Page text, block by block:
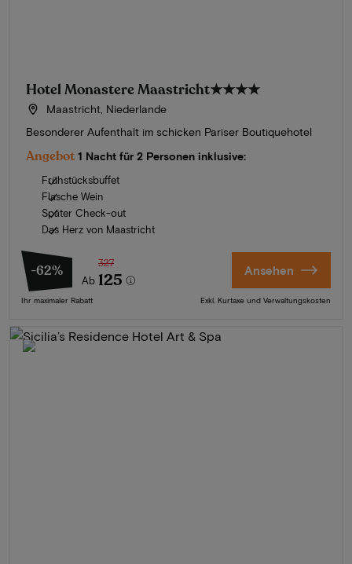
Hotel Monastere Maastricht★★★★
Maastricht, Niederlande
Besonderer Aufenthalt im schicken Pariser Boutiquehotel
Angebot 1 Nacht für 2 Personen inklusive:
Frühstücksbuffet
Flasche Wein
Später Check-out
Das Herz von Maastricht
-62%
Ab
327
125
Ihr maximaler Rabatt
Ansehen
Exkl. Kurtaxe und Verwaltungskosten